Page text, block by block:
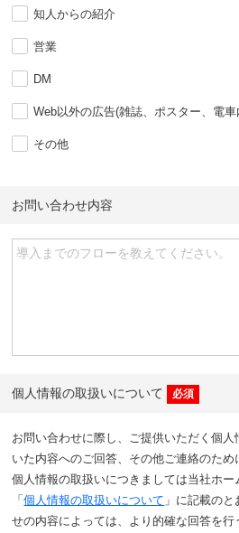
知人からの紹介
営業
DM
Web以外の広告(雑誌、ポスター、電
その他
お問い合わせ内容
個人情報の取扱いについて 必須
お問い合わせに際し、ご提供いただく個
いた内容へのご回答、その他ご連絡のため
個人情報の取扱いにつきましては当社ホ
「個人情報の取扱いについて 」に記載のと
せの内容によっては、より的確な回答を行